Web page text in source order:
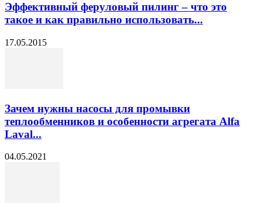
Эффективный феруловый пилинг – что это
такое и как правильно использовать...
17.05.2015
Зачем нужны насосы для промывки
теплообменников и особенности агрегата Alfa
Laval...
04.05.2021